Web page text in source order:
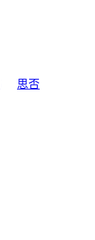
思否